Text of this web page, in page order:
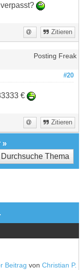
verpasst?
Zitieren
Posting Freak
#20
€
Zitieren
»
Beitrag von Christian P.